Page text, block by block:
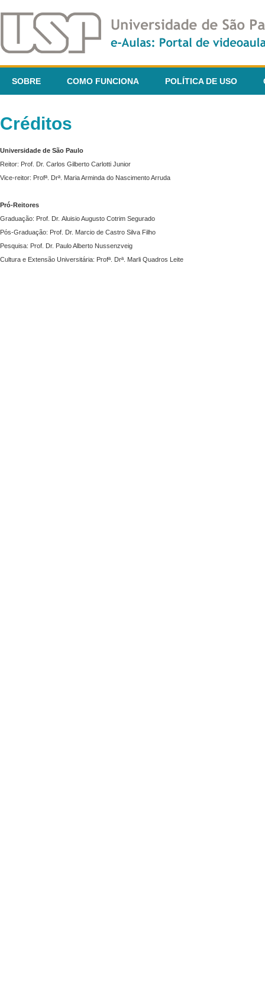
SOBRE COMO FUNCIONA POLÍTICA DE USO
Créditos
Universidade de São Paulo
Reitor: Prof. Dr. Carlos Gilberto Carlotti Junior
Vice-reitor: Profª. Drª. Maria Arminda do Nascimento Arruda
Pró-Reitores
Graduação: Prof. Dr. Aluisio Augusto Cotrim Segurado
Pós-Graduação: Prof. Dr. Marcio de Castro Silva Filho
Pesquisa: Prof. Dr. Paulo Alberto Nussenzveig
Cultura e Extensão Universitária: Profª. Drª. Marli Quadros Leite